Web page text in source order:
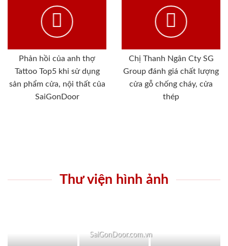
Phản hồi của anh thợ
Tattoo Top5 khi sử dụng
sản phẩm cửa, nội thất của
SaiGonDoor
Chị Thanh Ngân Cty SG
Group đánh giá chất lượng
cửa gỗ chống cháy, cửa
thép
Thư viện hình ảnh
SaiGonDoor.com.vn